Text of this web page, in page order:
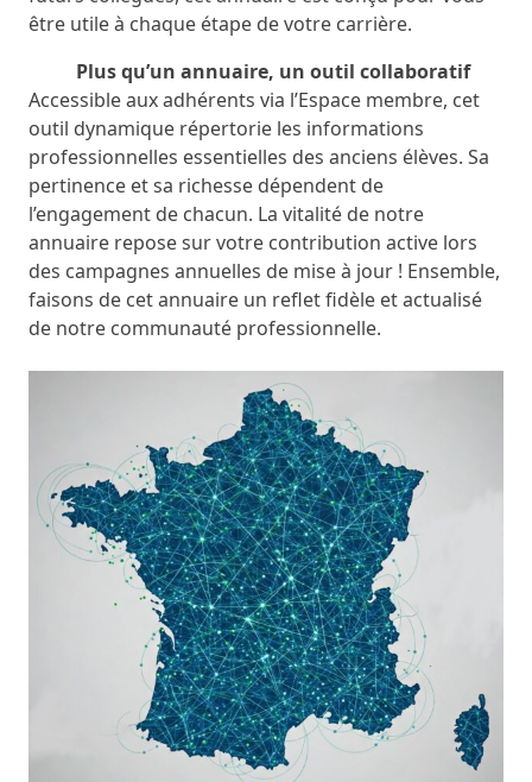
être utile à chaque étape de votre carrière.
Plus qu’un annuaire, un outil collaboratif
Accessible aux adhérents via l’Espace membre, cet
outil dynamique répertorie les informations
professionnelles essentielles des anciens élèves. Sa
pertinence et sa richesse dépendent de
l’engagement de chacun. La vitalité de notre
annuaire repose sur votre contribution active lors
des campagnes annuelles de mise à jour ! Ensemble,
faisons de cet annuaire un reflet fidèle et actualisé
de notre communauté professionnelle.